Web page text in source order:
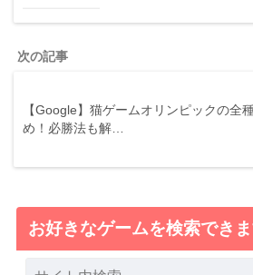
次の記事
【Google】猫ゲームオリンピックの全
め！必勝法も解…
お好きなゲームを検索でき